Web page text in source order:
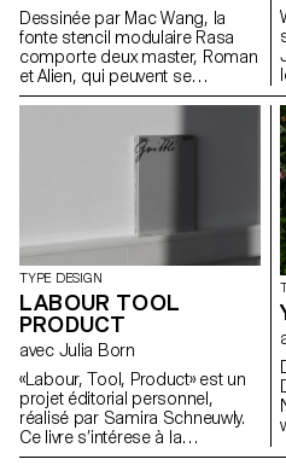
Dessinée par Mac Wang, la
fonte stencil modulaire Rasa
comporte deux master, Roman
et Alien, qui peuvent se
complémentent et se
semestre. Mentor: Marie Lusa.
TYPE DESIGN
LABOUR TOOL
PRODUCT
avec Julia Born
«Labour, Tool, Product» est un
projet éditorial personnel,
réalisé par Samira Schneuwly.
Ce livre s’intérese à la
profession, universlle, de